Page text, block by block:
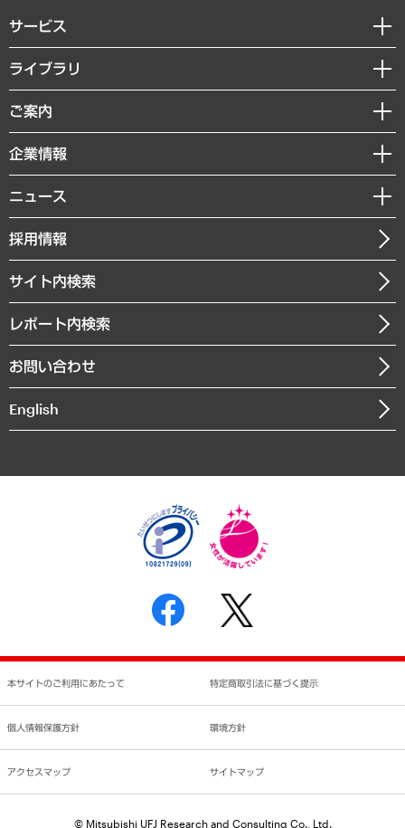
サービス
経営戦略
組織・人事戦略
デジタルイノベーション
共生・ダイバーシティ
GRC（ガバナンス・リスク・コンプライアンス）・防災（政策）
経済・産業・雇用・労働
まちづくり・観光・交通・スポーツ・スマートシティ
自然資源・農林水産業・食料システム
ライブラリ
経済調査
レポート
コラム
経営用語集
受託・受注実績（官公庁関連）
メディア掲載・出演
ご案内
セミナー・イベント情報
MUFGビジネスセミナー
受託案件情報
企業情報
私たちの想い
社長メッセージ
会社概要
沿革
組織図・本部部室紹介
インドネシア現地法人
個人情報保護方針
反社会的勢力に対する基本方針
書面による個人情報の開示等の請求の手続きについて
ニュース
ニュースリリース
お知らせ
採用情報
サイト内検索
レポート内検索
お問い合わせ
English
本サイトのご利用にあたって 特定商取引法に基づく提示
個人情報保護方針 環境方針
アクセスマップ サイトマップ
© Mitsubishi UFJ Research and Consulting Co., Ltd.